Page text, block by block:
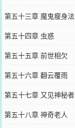
第五十三章 魔鬼瘦身法
第五十四章 虫惑
第五十五章 前世相欠
第五十六章 翻云覆雨
第五十七章 又见神秘者
第五十八章 神奇老人